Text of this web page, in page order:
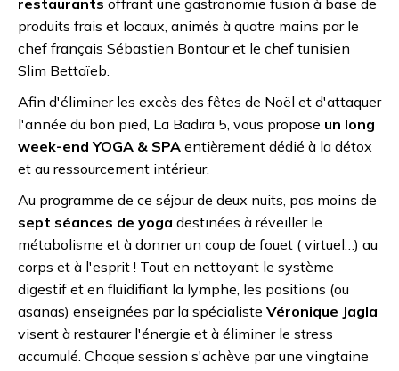
produits frais et locaux, animés à quatre mains par le
chef français Sébastien Bontour et le chef tunisien
Slim Bettaïeb.
Afin d'éliminer les excès des fêtes de Noël et d'attaquer
l'année du bon pied, La Badira 5, vous propose un long
week-end YOGA & SPA entièrement dédié à la détox
et au ressourcement intérieur.
Au programme de ce séjour de deux nuits, pas moins de
sept séances de yoga destinées à réveiller le
métabolisme et à donner un coup de fouet ( virtuel…) au
corps et à l'esprit ! Tout en nettoyant le système
digestif et en fluidifiant la lymphe, les positions (ou
asanas) enseignées par la spécialiste Véronique Jagla
visent à restaurer l'énergie et à éliminer le stress
accumulé. Chaque session s'achève par une vingtaine